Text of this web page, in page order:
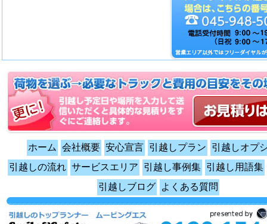
ホーム 会社概要 安心宣言 引越しプラン
引越しオプ
引越しの流れ サービスエリア 引越し事例集 引越し用語集
引越しブログ
よくある質問